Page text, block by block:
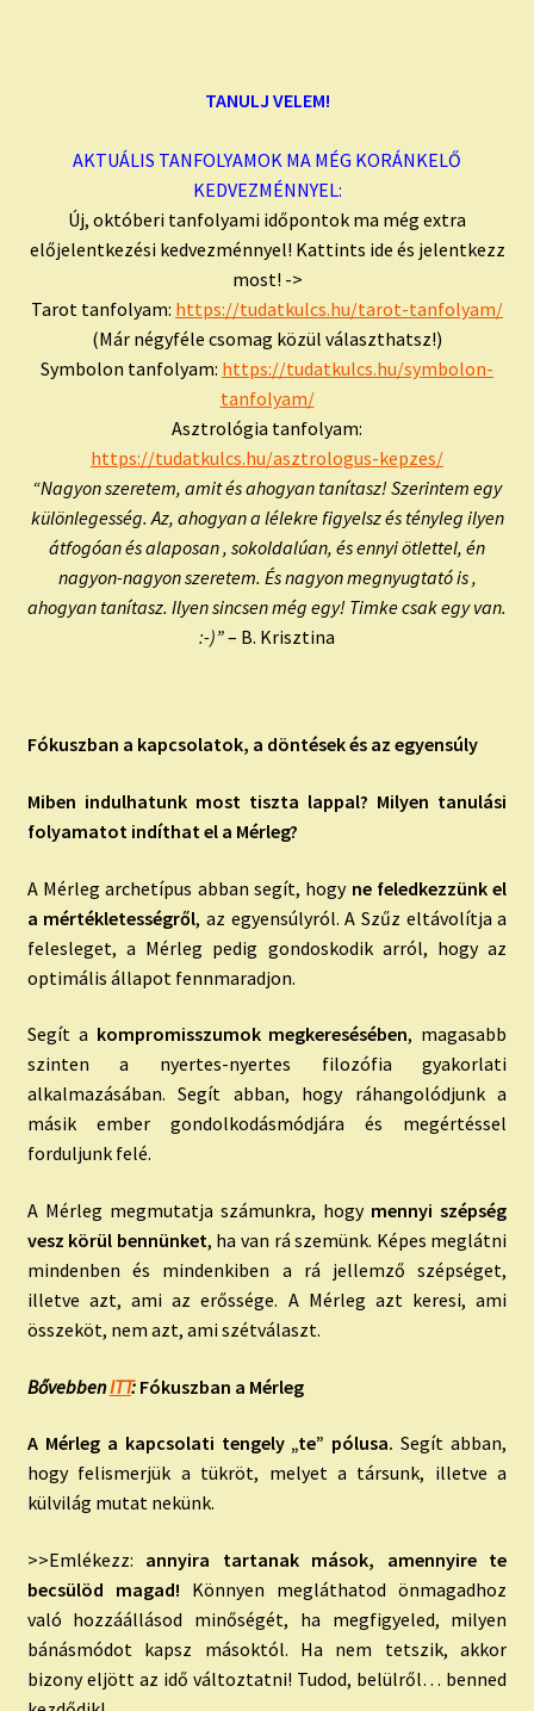
TANULJ VELEM!
AKTUÁLIS TANFOLYAMOK MA MÉG KORÁNKELŐ
KEDVEZMÉNNYEL:
Új, októberi tanfolyami időpontok ma még extra
előjelentkezési kedvezménnyel! Kattints ide és jelentkezz
most! ->
Tarot tanfolyam: https://tudatkulcs.hu/tarot-tanfolyam/
(Már négyféle csomag közül választhatsz!)
Symbolon tanfolyam: https://tudatkulcs.hu/symbolon-
tanfolyam/
Asztrológia tanfolyam:
https://tudatkulcs.hu/asztrologus-kepzes/
“Nagyon szeretem, amit és ahogyan tanítasz! Szerintem egy
különlegesség. Az, ahogyan a lélekre figyelsz és tényleg ilyen
átfogóan és alaposan , sokoldalúan, és ennyi ötlettel, én
nagyon-nagyon szeretem. És nagyon megnyugtató is ,
ahogyan tanítasz. Ilyen sincsen még egy! Timke csak egy van.
:-)”– B. Krisztina
Fókuszban a kapcsolatok, a döntések és az egyensúly
Miben indulhatunk most tiszta lappal? Milyen tanulási
folyamatot indíthat el a Mérleg?
A Mérleg archetípus abban segít, hogy ne feledkezzünk el
a mértékletességről, az egyensúlyról. A Szűz eltávolítja a
felesleget, a Mérleg pedig gondoskodik arról, hogy az
optimális állapot fennmaradjon.
Segít a kompromisszumok megkeresésében, magasabb
szinten a nyertes-nyertes filozófia gyakorlati
alkalmazásában. Segít abban, hogy ráhangolódjunk a
másik ember gondolkodásmódjára és megértéssel
forduljunk felé.
A Mérleg megmutatja számunkra, hogy mennyi szépség
vesz körül bennünket, ha van rá szemünk. Képes meglátni
mindenben és mindenkiben a rá jellemző szépséget,
illetve azt, ami az erőssége. A Mérleg azt keresi, ami
összeköt, nem azt, ami szétválaszt.
BővebbenITT:Fókuszban a Mérleg
A Mérleg a kapcsolati tengely „te” pólusa. Segít abban,
hogy felismerjük a tükröt, melyet a társunk, illetve a
külvilág mutat nekünk.
>>Emlékezz: annyira tartanak mások, amennyire te
becsülöd magad! Könnyen megláthatod önmagadhoz
való hozzáállásod minőségét, ha megfigyeled, milyen
bánásmódot kapsz másoktól. Ha nem tetszik, akkor
bizony eljött az idő változtatni! Tudod, belülről… benned